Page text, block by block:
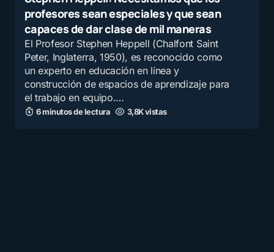
profesores sean especiales y que sean
capaces de dar clase de mil maneras
El Profesor Stephen Heppell (Chalfont Saint
Peter, Inglaterra, 1950), es reconocido como
un experto en educación en línea y
construcción de espacios de aprendizaje para
el trabajo en equipo.…
6 minutos de lectura 3,8K vistas